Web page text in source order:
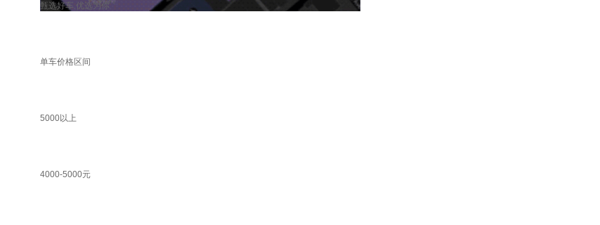
甄选好车 优选为你
单车价格区间
5000以上
4000-5000元